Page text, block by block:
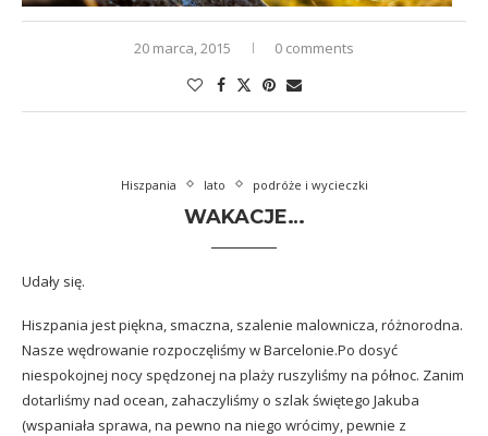
20 marca, 2015 0 comments
Hiszpania lato podróże i wycieczki
WAKACJE…
Udały się.
Hiszpania jest piękna, smaczna, szalenie malownicza, różnorodna.
Nasze wędrowanie rozpoczęliśmy w Barcelonie.Po dosyć
niespokojnej nocy spędzonej na plaży ruszyliśmy na północ. Zanim
dotarliśmy nad ocean, zahaczyliśmy o szlak świętego Jakuba
(wspaniała sprawa, na pewno na niego wrócimy, pewnie z